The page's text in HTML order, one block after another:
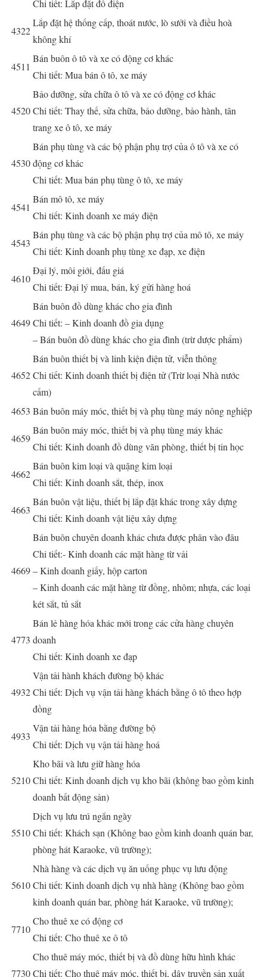
Chi tiết: Lắp đặt đồ điện
4322
Lắp đặt hệ thống cấp, thoát nước, lò sưởi và điều hoà
không khí
4511
Bán buôn ô tô và xe có động cơ khác
Chi tiết: Mua bán ô tô, xe máy
4520
Bảo dưỡng, sửa chữa ô tô và xe có động cơ khác
Chi tiết: Thay thế, sửa chữa, bảo dưỡng, bảo hành, tân
trang xe ô tô, xe máy
4530
Bán phụ tùng và các bộ phận phụ trợ của ô tô và xe có
động cơ khác
Chi tiết: Mua bán phụ tùng ô tô, xe máy
4541
Bán mô tô, xe máy
Chi tiết: Kinh doanh xe máy điện
4543
Bán phụ tùng và các bộ phận phụ trợ của mô tô, xe máy
Chi tiết: Kinh doanh phụ tùng xe đạp, xe điện
4610
Đại lý, môi giới, đấu giá
Chi tiết: Đại lý mua, bán, ký gửi hàng hoá
4649
Bán buôn đồ dùng khác cho gia đình
Chi tiết: – Kinh doanh đồ gia dụng
– Bán buôn đồ dùng khác cho gia đình (trừ dược phẩm)
4652
Bán buôn thiết bị và linh kiện điện tử, viễn thông
Chi tiết: Kinh doanh thiết bị điện tử (Trừ loại Nhà nước
cấm)
4653 Bán buôn máy móc, thiết bị và phụ tùng máy nông nghiệp
4659
Bán buôn máy móc, thiết bị và phụ tùng máy khác
Chi tiết: Kinh doanh đồ dùng văn phòng, thiết bị tin học
4662
Bán buôn kim loại và quặng kim loại
Chi tiết: Kinh doanh sắt, thép, inox
4663
Bán buôn vật liệu, thiết bị lắp đặt khác trong xây dựng
Chi tiết: Kinh doanh vật liệu xây dựng
4669
Bán buôn chuyên doanh khác chưa được phân vào đâu
Chi tiết:- Kinh doanh các mặt hàng từ vải
– Kinh doanh giấy, hộp carton
– Kinh doanh các mặt hàng từ đồng, nhôm; nhựa, các loại
két sắt, tủ sắt
4773
Bán lẻ hàng hóa khác mới trong các cửa hàng chuyên
doanh
Chi tiết: Kinh doanh xe đạp
4932
Vận tải hành khách đường bộ khác
Chi tiết: Dịch vụ vận tải hàng khách bằng ô tô theo hợp
đồng
4933
Vận tải hàng hóa bằng đường bộ
Chi tiết: Dịch vụ vận tải hàng hoá
5210
Kho bãi và lưu giữ hàng hóa
Chi tiết: Kinh doanh dịch vụ kho bãi (không bao gồm kinh
doanh bất động sản)
5510
Dịch vụ lưu trú ngắn ngày
Chi tiết: Khách sạn (Không bao gồm kinh doanh quán bar,
phòng hát Karaoke, vũ trường);
5610
Nhà hàng và các dịch vụ ăn uống phục vụ lưu động
Chi tiết: Kinh doanh dịch vụ nhà hàng (Không bao gồm
kinh doanh quán bar, phòng hát Karaoke, vũ trường);
7710
Cho thuê xe có động cơ
Chi tiết: Cho thuê xe ô tô
7730
Cho thuê máy móc, thiết bị và đồ dùng hữu hình khác
Chi tiết: Cho thuê máy móc, thiết bị, dây truyền sản xuất